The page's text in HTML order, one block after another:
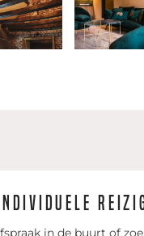
in de buurt of